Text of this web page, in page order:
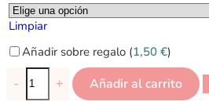
Limpiar
Añadir sobre regalo (1,50 €)
- + Añadir al carrito